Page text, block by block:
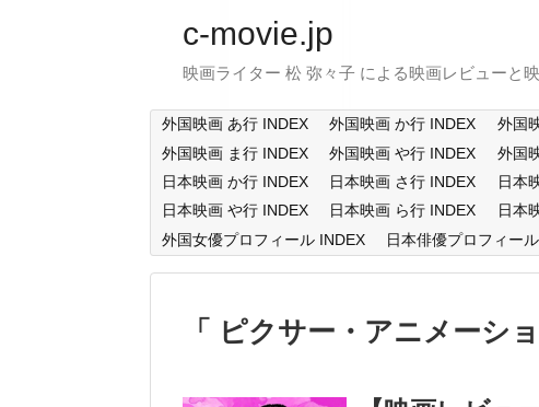
c-movie.jp
映画ライター 松 弥々子 による映画レビューと
外国映画 あ行 INDEX 外国映画 か行 INDEX 外国
外国映画 ま行 INDEX
外国映画 や行 INDEX 外国
日本映画 か行 INDEX
日本映画 さ行 INDEX 日本
日本映画 や行 INDEX
日本映画 ら行 INDEX 日本
外国女優プロフィール INDEX
日本俳優プロフィー
ピクサー・アニメーシ